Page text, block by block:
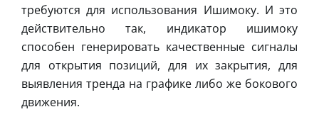
требуются для использования Ишимоку. И это
действительно так, индикатор ишимоку
способен генерировать качественные сигналы
для открытия позиций, для их закрытия, для
выявления тренда на графике либо же бокового
движения.